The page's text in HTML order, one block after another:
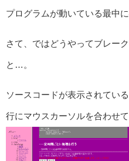
プログラムが動いている最中
さて、ではどうやってブレー
と…。
ソースコードが表示されてい
行にマウスカーソルを合わせ